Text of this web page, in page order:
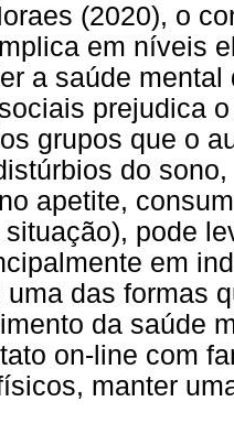
(2020), o
em níveis
a saúde
prejudica
grupos que o
do
apetite,
pode
em
uma das formas
da saúde
on-line com
manter